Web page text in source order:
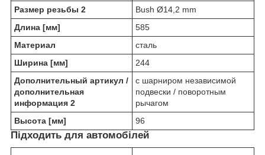
Размер резьбы 2
Bush Ø14,2 mm
Длина [мм]
585
Материал
сталь
Ширина [мм]
244
Дополнительный артикул /
дополнительная
информация 2
c шарниром независимой
подвески / поворотным
рычагом
Высота [мм]
96
Підходить для автомобілей